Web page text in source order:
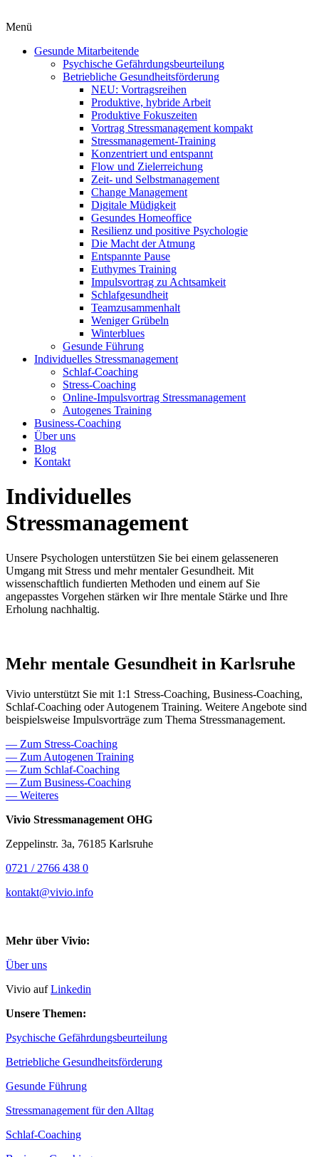
Menü
Gesunde Mitarbeitende
Psychische Gefährdungsbeurteilung
Betriebliche Gesundheitsförderung
NEU: Vortragsreihen
Produktive, hybride Arbeit
Produktive Fokuszeiten
Vortrag Stressmanagement kompakt
Stressmanagement-Training
Konzentriert und entspannt
Flow und Zielerreichung
Zeit- und Selbstmanagement
Change Management
Digitale Müdigkeit
Gesundes Homeoffice
Resilienz und positive Psychologie
Die Macht der Atmung
Entspannte Pause
Euthymes Training
Impulsvortrag zu Achtsamkeit
Schlafgesundheit
Teamzusammenhalt
Weniger Grübeln
Winterblues
Gesunde Führung
Individuelles Stressmanagement
Schlaf-Coaching
Stress-Coaching
Online-Impulsvortrag Stressmanagement
Autogenes Training
Business-Coaching
Über uns
Blog
Kontakt
Individuelles
Stressmanagement
Unsere Psychologen unterstützen Sie bei einem gelasseneren
Umgang mit Stress und mehr mentaler Gesundheit. Mit
wissenschaftlich fundierten Methoden und einem auf Sie
angepasstes Vorgehen stärken wir Ihre mentale Stärke und Ihre
Erholung nachhaltig.
Mehr mentale Gesundheit in Karlsruhe
Vivio unterstützt Sie mit 1:1 Stress-Coaching, Business-Coaching,
Schlaf-Coaching oder Autogenem Training. Weitere Angebote sind
beispielsweise Impulsvorträge zum Thema Stressmanagement.
— Zum Stress-Coaching
— Zum Autogenen Training
— Zum Schlaf-Coaching
— Zum Business-Coaching
— Weiteres
Vivio Stressmanagement OHG
Zeppelinstr. 3a, 76185 Karlsruhe
0721 / 2766 438 0
kontakt@vivio.info
Mehr über Vivio:
Über uns
Vivio aufLinkedin
Unsere Themen:
Psychische Gefährdungsbeurteilung
Betriebliche Gesundheitsförderung
Gesunde Führung
Stressmanagement für den Alltag
Schlaf-Coaching